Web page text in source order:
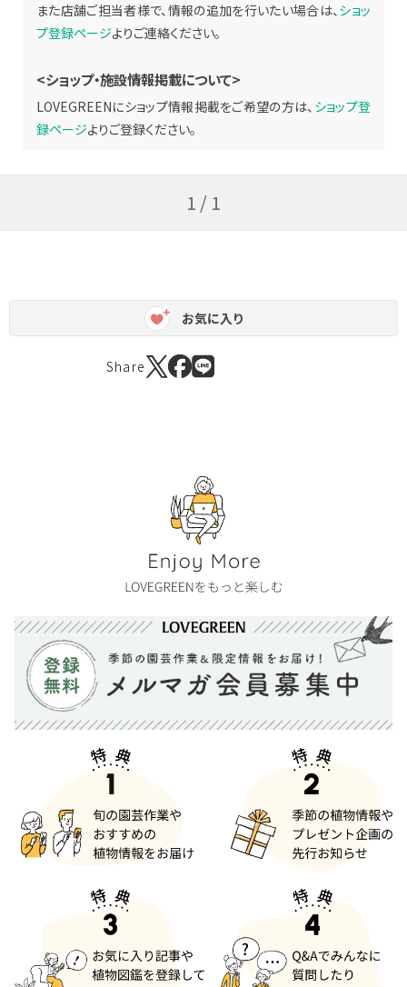
また店舗ご担当者様で、情報の追加を行いたい場合は、ショッ
プ登録ページよりご連絡ください。
<ショップ・施設情報掲載について>
LOVEGREENにショップ情報掲載をご希望の方は、 ショップ登
録ページよりご登録ください。
1 / 1
お気に入り
Share